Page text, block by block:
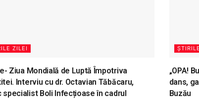
ZILEI
Ziua Mondială de Luptă Împotriva
Interviu cu dr. Octavian Tăbăcaru,
specialist Boli Infecțioase în cadrul
„OPA!
dans,
Buzău